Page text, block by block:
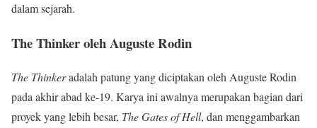
dalam sejarah.
The Thinker oleh Auguste Rodin
The Thinkeradalah patung yang diciptakan oleh Auguste Rodin
pada akhir abad ke-19. Karya ini awalnya merupakan bagian dari
proyek yang lebih besar, The Gates of Hell, dan menggambarkan